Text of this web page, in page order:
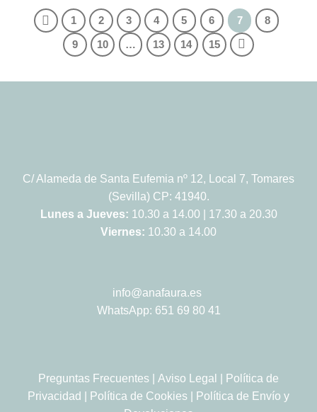
1 2 3 4 5 6 7
8
9
10 … 13 14 15
C/ Alameda de Santa Eufemia nº 12, Local 7, Tomares
(Sevilla) CP: 41940.
Lunes a Jueves: 10.30 a 14.00 | 17.30 a 20.30
Viernes: 10.30 a 14.00
info@anafaura.es
WhatsApp: 651 69 80 41
Preguntas Frecuentes Aviso Legal
Política de
Privacidad
Política de Cookies
Política de Envío y